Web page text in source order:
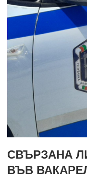
СВЪРЗАНА
ВЪВ